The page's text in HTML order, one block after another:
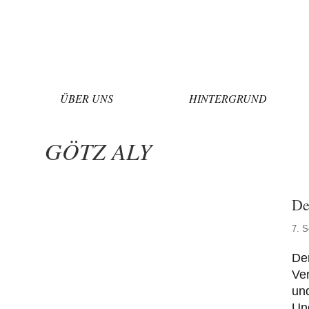
ÜBER UNS HINTERGRUND
GÖTZ ALY
7.